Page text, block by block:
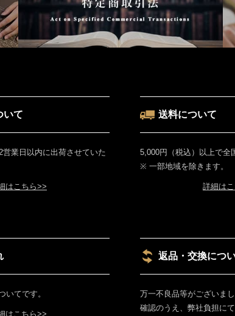
いて
営業日以内に出荷させていた
はこちら>>
送料について
5,000円（税込）以上で全
※ 一部地域を除きます。
詳細は
いてです。
はこちら>>
返品・交換につ
万一不良品等がございま
確認のうえ、弊社負担に